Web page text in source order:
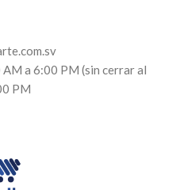
AM a 6:00 PM (sin cerrar al
PM